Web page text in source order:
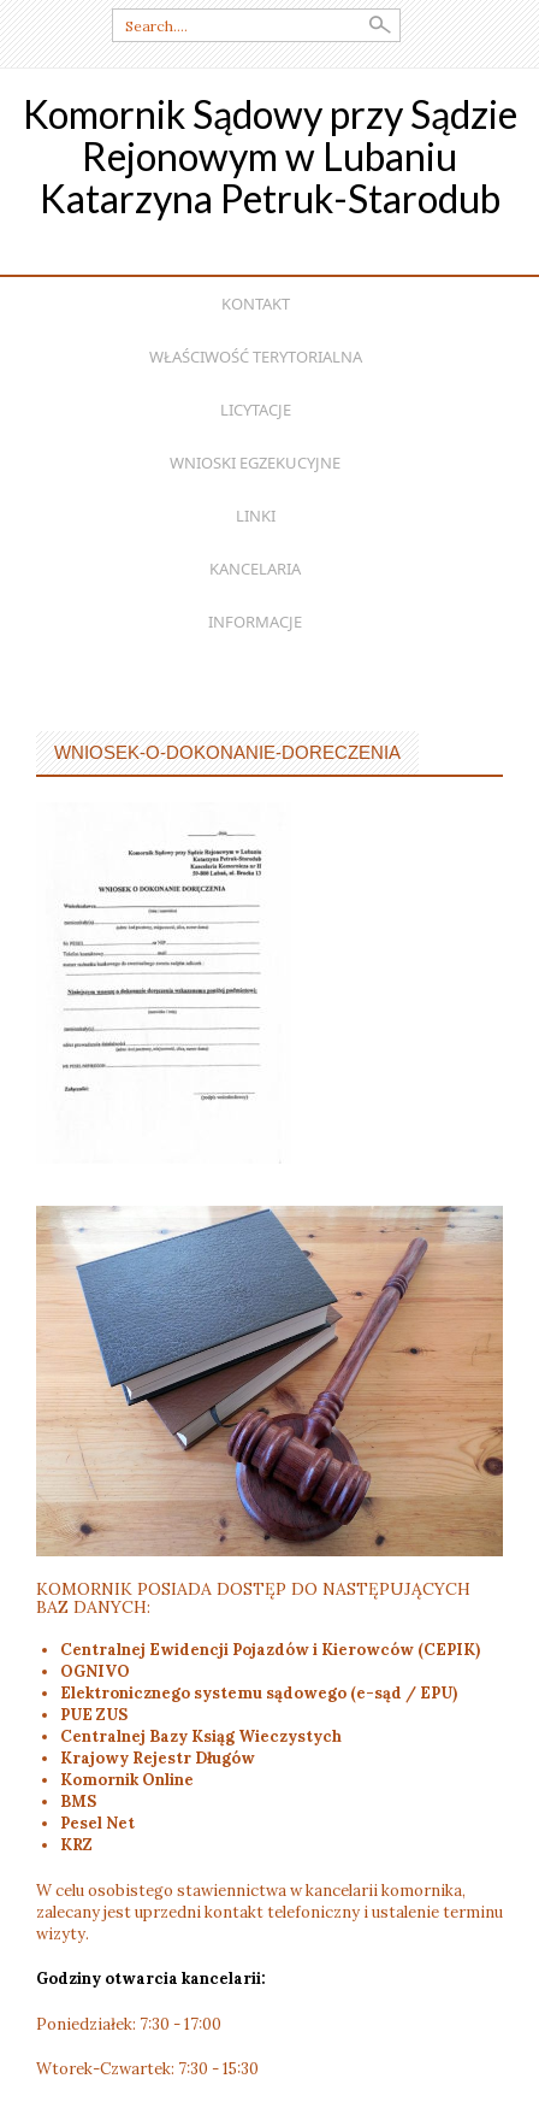
Search
for:
Komornik Sądowy przy Sądzie
Rejonowym w Lubaniu
Katarzyna Petruk-Starodub
KONTAKT
WŁAŚCIWOŚĆ TERYTORIALNA
LICYTACJE
WNIOSKI EGZEKUCYJNE
LINKI
KANCELARIA
INFORMACJE
WNIOSEK-O-DOKONANIE-DORECZENIA
KOMORNIK POSIADA DOSTĘP DO NASTĘPUJĄCYCH
BAZ DANYCH:
Centralnej Ewidencji Pojazdów i Kierowców (CEPIK)
OGNIVO
Elektronicznego systemu sądowego (e-sąd / EPU)
PUE ZUS
Centralnej Bazy Ksiąg Wieczystych
Krajowy Rejestr Długów
Komornik Online
BMS
Pesel Net
KRZ
W celu osobistego stawiennictwa w kancelarii komornika,
zalecany jest uprzedni kontakt telefoniczny i ustalenie terminu
wizyty.
Godziny otwarcia kancelarii:
Poniedziałek: 7:30 - 17:00
Wtorek-Czwartek: 7:30 - 15:30